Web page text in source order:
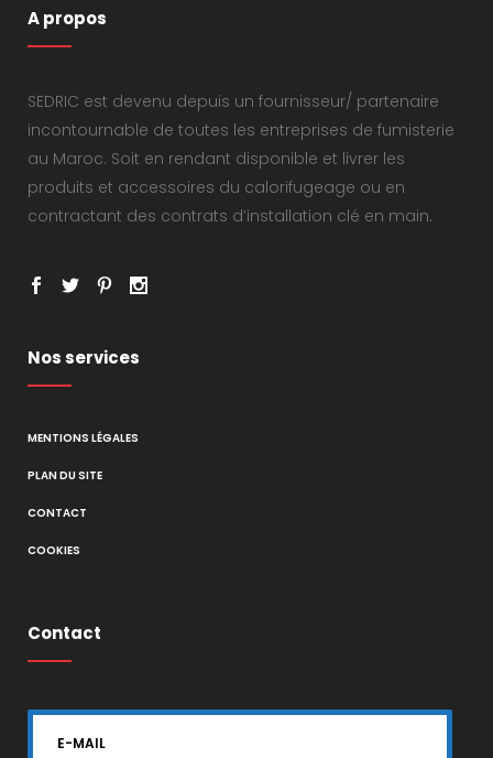
A propos
SEDRIC est devenu depuis un fournisseur/ partenaire
incontournable de toutes les entreprises de fumisterie
au Maroc. Soit en rendant disponible et livrer les
produits et accessoires du calorifugeage ou en
contractant des contrats d’installation clé en main.
Nos services
MENTIONS LÉGALES
PLAN DU SITE
CONTACT
COOKIES
Contact